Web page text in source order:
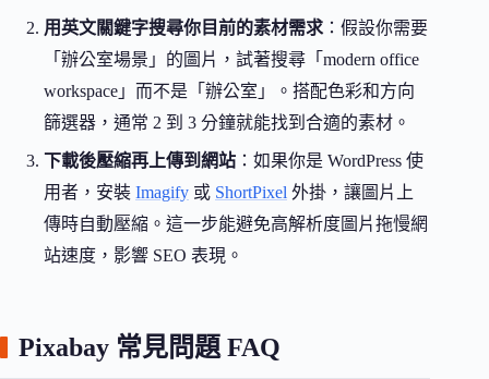
用英文關鍵字搜尋你目前的素材需求 ：假設你需要
「辦公室場景」的圖片，試著搜尋「modern office
workspace」而不是「辦公室」。搭配色彩和方向
篩選器，通常 2 到 3 分鐘就能找到合適的素材。
下載後壓縮再上傳到網站 ：如果你是 WordPress 使
用者，安裝 Imagify 或 ShortPixel 外掛，讓圖片上
傳時自動壓縮。這一步能避免高解析度圖片拖慢網
站速度，影響 SEO 表現。
Pixabay 常見問題 FAQ